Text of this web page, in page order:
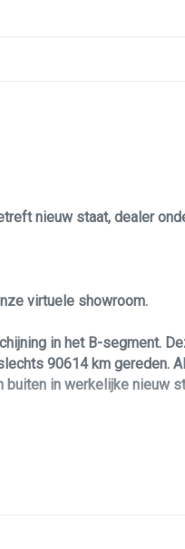
nieuw staat, dealer
virtuele showroom.
in het B-segment.
90614 km gereden.
in werkelijke nieuw
personenauto!?
maakt deze Seat Leon
cruise control, full